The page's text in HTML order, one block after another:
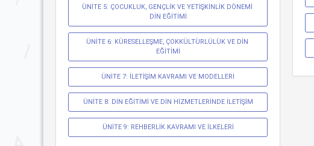
ÜNİTE 5: ÇOCUKLUK, GENÇLİK VE YETİŞKİNLİK DÖNEMİ
DİN EĞİTİMİ
ÜNİTE 6: KÜRESELLEŞME, ÇOKKÜLTÜRLÜLÜK VE DİN
EĞİTİMİ
ÜNİTE 7: İLETİŞİM KAVRAMI VE MODELLERİ
ÜNİTE 8: DİN EĞİTİMİ VE DİN HİZMETLERİNDE İLETİŞİM
ÜNİTE 9: REHBERLİK KAVRAMI VE İLKELERİ